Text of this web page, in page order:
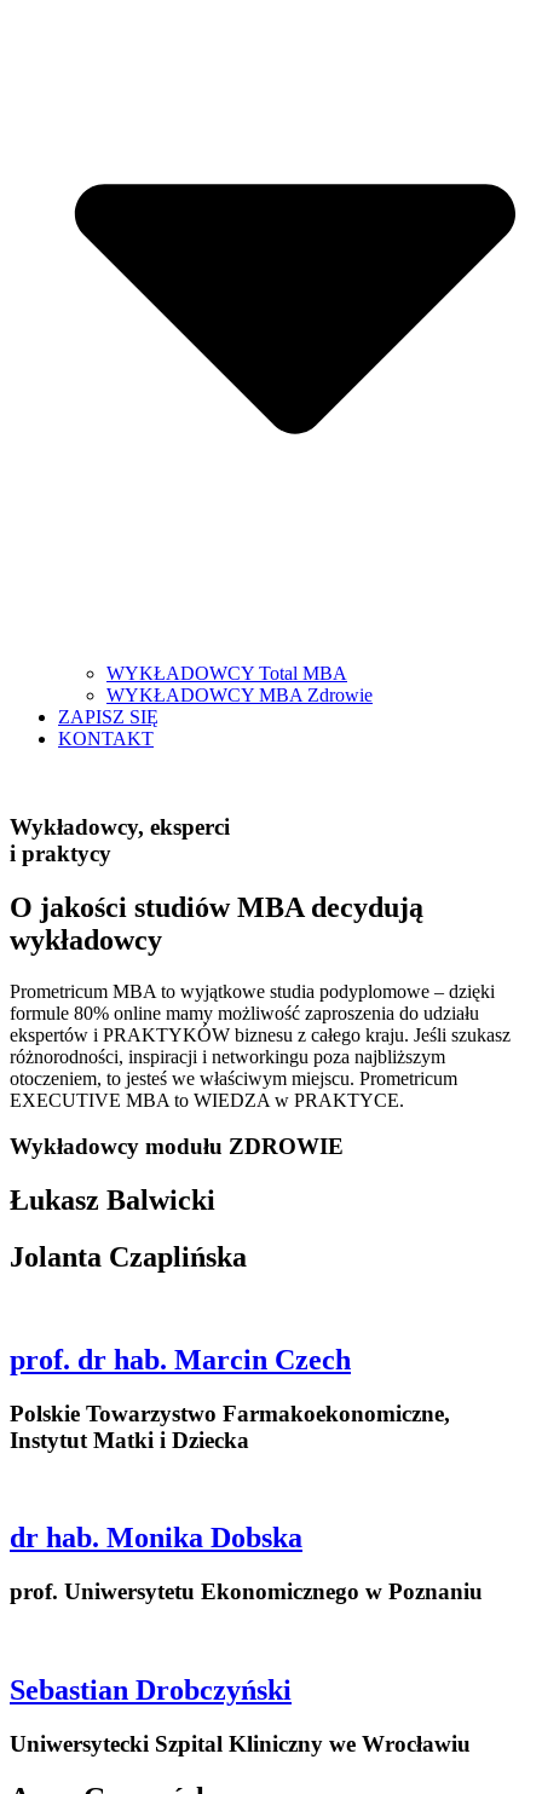
WYKŁADOWCY Total MBA
WYKŁADOWCY MBA Zdrowie
ZAPISZ SIĘ
KONTAKT
Wykładowcy, eksperci
i praktycy
O jakości studiów MBA decydują
wykładowcy
Prometricum MBA to wyjątkowe studia podyplomowe – dzięki
formule 80% online mamy możliwość zaproszenia do udziału
ekspertów i PRAKTYKÓW biznesu z całego kraju. Jeśli szukasz
różnorodności, inspiracji i networkingu poza najbliższym
otoczeniem, to jesteś we właściwym miejscu. Prometricum
EXECUTIVE MBA to WIEDZA w PRAKTYCE.
Wykładowcy modułu ZDROWIE
Łukasz Balwicki
Jolanta Czaplińska
prof. dr hab. Marcin Czech
Polskie Towarzystwo Farmakoekonomiczne,
Instytut Matki i Dziecka
dr hab. Monika Dobska
prof. Uniwersytetu Ekonomicznego w Poznaniu
Sebastian Drobczyński
Uniwersytecki Szpital Kliniczny we Wrocławiu